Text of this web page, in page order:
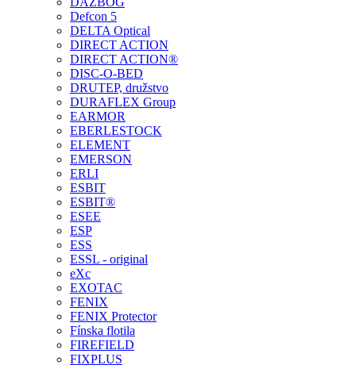
Defcon 5
DELTA Optical
DIRECT ACTION
DIRECT ACTION®
DISC-O-BED
DRUTEP, družstvo
DURAFLEX Group
EARMOR
EBERLESTOCK
ELEMENT
EMERSON
ERLI
ESBIT
ESBIT®
ESEE
ESP
ESS
ESSL - original
eXc
EXOTAC
FENIX
FENIX Protector
Fínska flotila
FIREFIELD
FIXPLUS